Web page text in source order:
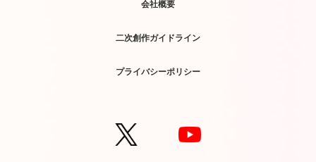
会社概要
二次創作ガイドライン
プライバシーポリシー